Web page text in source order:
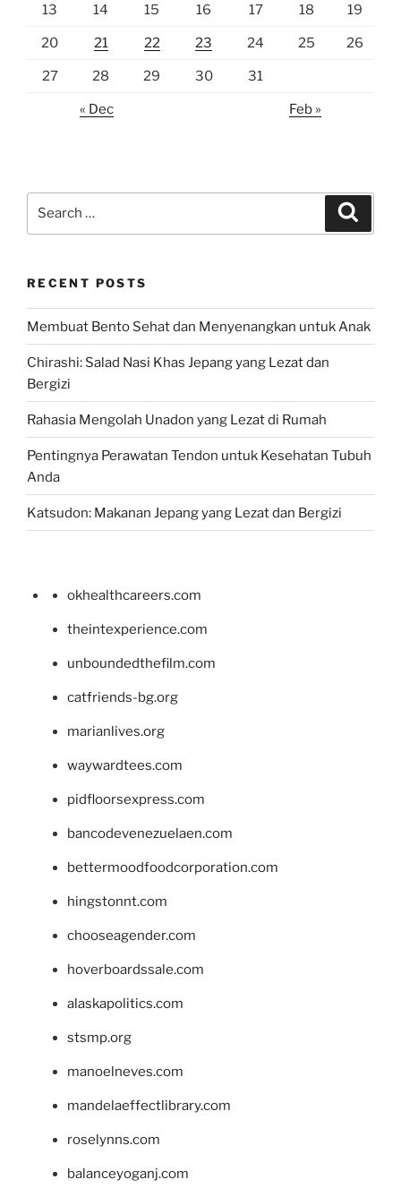
13 14 15 16 17 18 19
20 21 22 23 24 25 26
27 28 29 30 31
« Dec Feb »
RECENT POSTS
Membuat Bento Sehat dan Menyenangkan untuk Anak
Chirashi: Salad Nasi Khas Jepang yang Lezat dan
Bergizi
Rahasia Mengolah Unadon yang Lezat di Rumah
Pentingnya Perawatan Tendon untuk Kesehatan Tubuh
Anda
Katsudon: Makanan Jepang yang Lezat dan Bergizi
okhealthcareers.com
theintexperience.com
unboundedthefilm.com
catfriends-bg.org
marianlives.org
waywardtees.com
pidfloorsexpress.com
bancodevenezuelaen.com
bettermoodfoodcorporation.com
hingstonnt.com
chooseagender.com
hoverboardssale.com
alaskapolitics.com
stsmp.org
manoelneves.com
mandelaeffectlibrary.com
roselynns.com
balanceyoganj.com